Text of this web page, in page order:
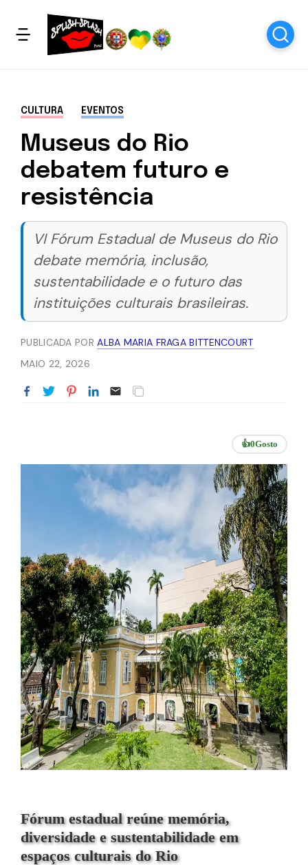
CULTURA EVENTOS
Museus do Rio
debatem futuro e
resistência
VI Fórum Estadual de Museus do Rio
debate memória, inclusão,
sustentabilidade e o futuro das
instituições culturais brasileiras.
PUBLICADA PORALBA MARIA FRAGA BITTENCOURT
MAIO 22, 2026
👍0Gosto
Fórum estadual reúne memória,
diversidade e sustentabilidade em
espaços culturais do Rio